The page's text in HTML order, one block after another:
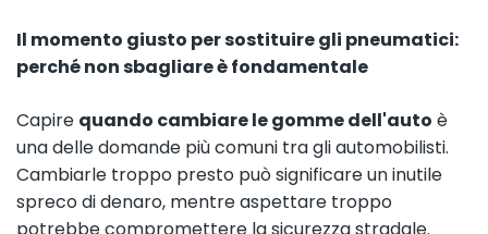
Il momento giusto per sostituire gli pneumatici:
perché non sbagliare è fondamentale
Capire quando cambiare le gomme dell'auto è
una delle domande più comuni tra gli automobilisti.
Cambiarle troppo presto può significare un inutile
spreco di denaro, mentre aspettare troppo